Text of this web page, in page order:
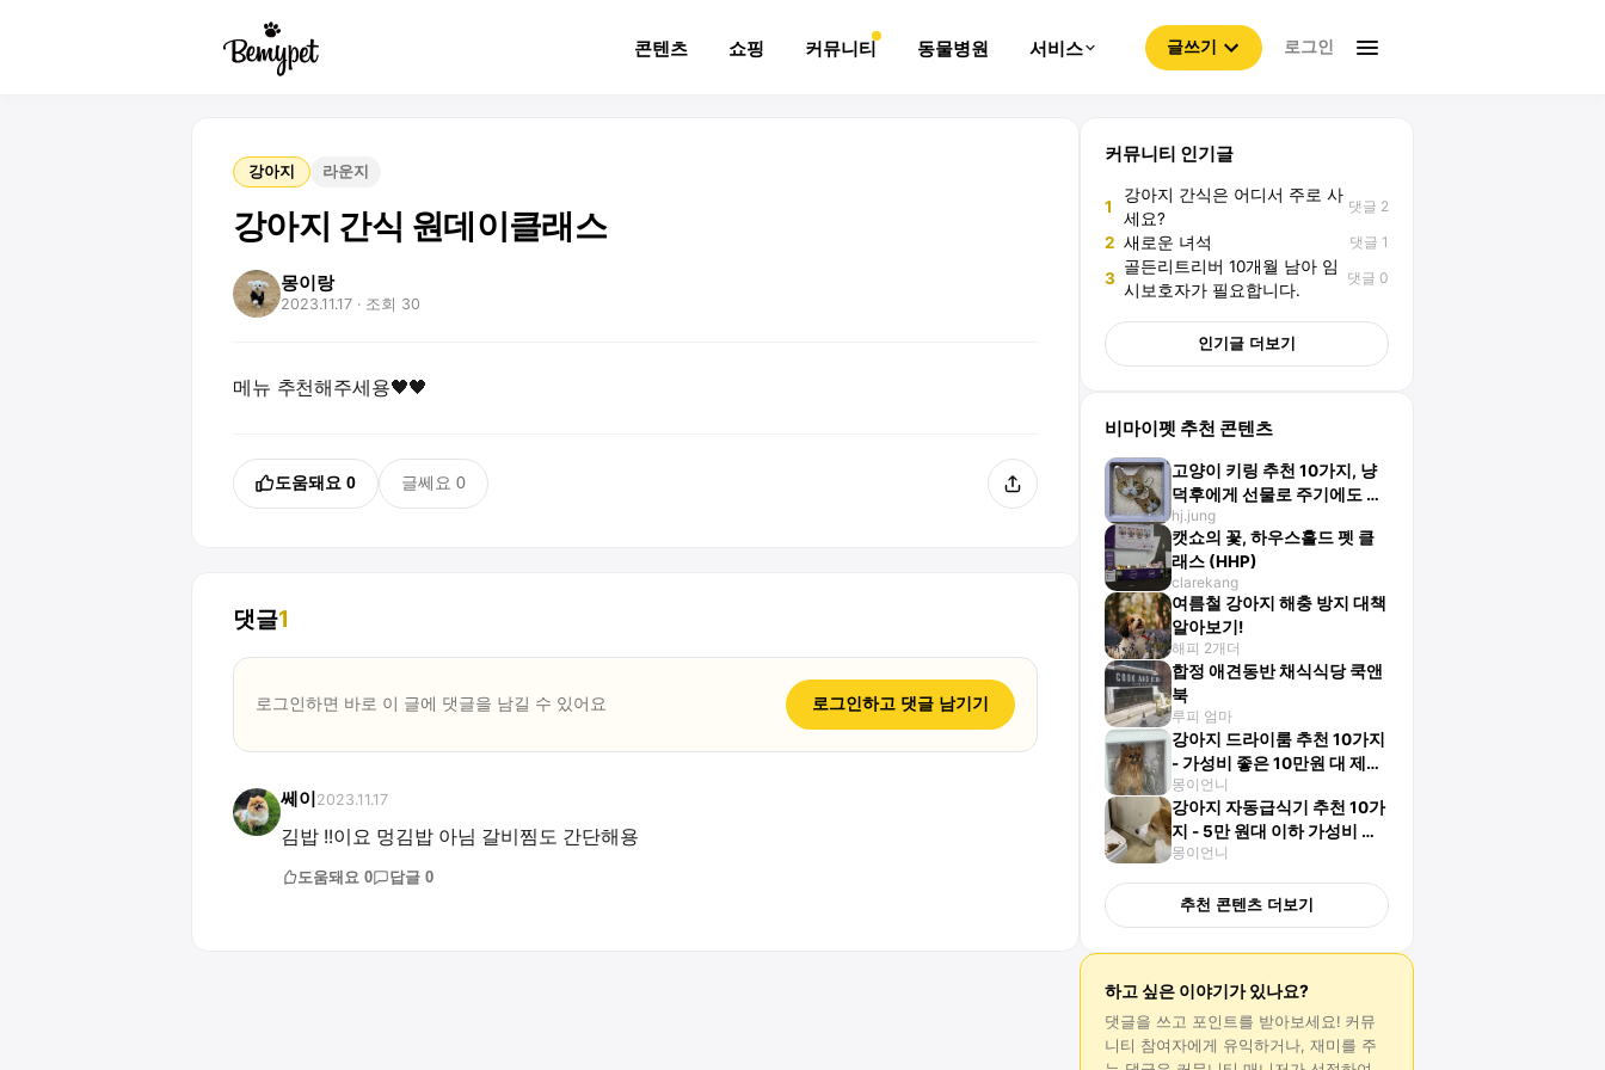
콘텐츠 쇼핑 커뮤니티 동물병원 서비스 글쓰기 로그인
강아지 라운지
강아지 간식 원데이클래스
몽이랑
2023.11.17 · 조회 30
메뉴 추천해주세용🖤🖤
도움돼요 0 글쎄요 0
댓글1
로그인하면 바로 이 글에 댓글을 남길 수 있어요 로그인하고 댓글 남기기
쎄이 2023.11.17
김밥 !!이요 멍김밥 아님 갈비찜도 간단해용
도움돼요 0 답글 0
커뮤니티 인기글
1
강아지 간식은 어디서 주로 사
세요?
댓글 2
2 새로운 녀석 댓글 1
3
골든리트리버 10개월 남아 임
시보호자가 필요합니다.
댓글 0
인기글 더보기
비마이펫 추천 콘텐츠
고양이 키링 추천 10가지, 냥
덕후에게 선물로 주기에도 좋
아요!
hj.jung
캣쇼의 꽃, 하우스홀드 펫 클
래스 (HHP)
clarekang
여름철 강아지 해충 방지 대책
알아보기!
해피 2개더
합정 애견동반 채식식당 쿡앤
북
루피 엄마
강아지 드라이룸 추천 10가지
- 가성비 좋은 10만원 대 제품
도 있어요
몽이언니
강아지 자동급식기 추천 10가
지 - 5만 원대 이하 가성비 제
품!
몽이언니
추천 콘텐츠 더보기
하고 싶은 이야기가 있나요?
댓글을 쓰고 포인트를 받아보세요! 커뮤
니티 참여자에게 유익하거나, 재미를 주